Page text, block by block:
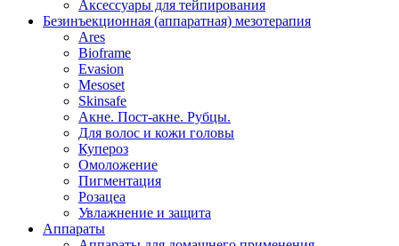
Аксессуары для тейпирования
Безинъекционная (аппаратная) мезотерапия
Ares
Bioframe
Evasion
Mesoset
Skinsafe
Акне. Пост-акне. Рубцы.
Для волос и кожи головы
Купероз
Омоложение
Пигментация
Розацеа
Увлажнение и защита
Аппараты